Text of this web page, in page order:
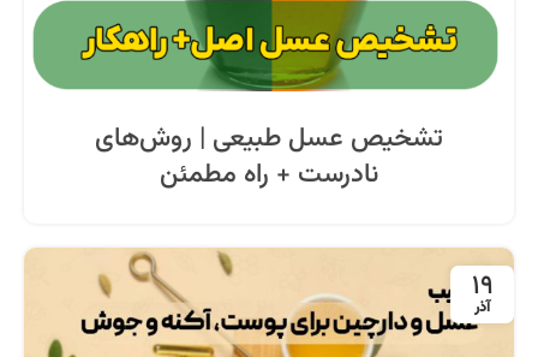
تشخیص عسل طبیعی | روش‌های
نادرست + راه مطمئن
19
آذر